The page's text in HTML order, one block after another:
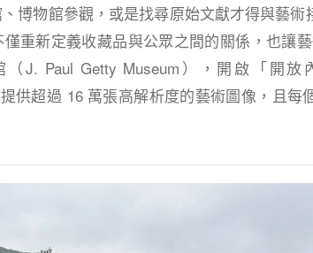
博物館參觀，或是找尋原始文獻才得與藝
重新定義收藏品與公眾之間的關係，也讓
J. Paul Getty Museum），開啟「開放
供超過 16 萬張高解析度的藝術圖像，且每